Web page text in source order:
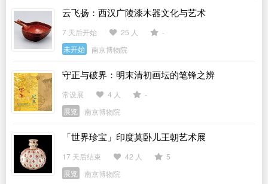
云飞扬：西汉广陵漆木器文化与艺术
7 天后开始 25 人
-
未开始
南京博物院
守正与破界：明末清初画坛的笔锋之辨
常设展 4 人
-
展览
南京博物院
「世界珍宝」印度莫卧儿王朝艺术展
17 天后结束 42 人
5
展览
南京博物院